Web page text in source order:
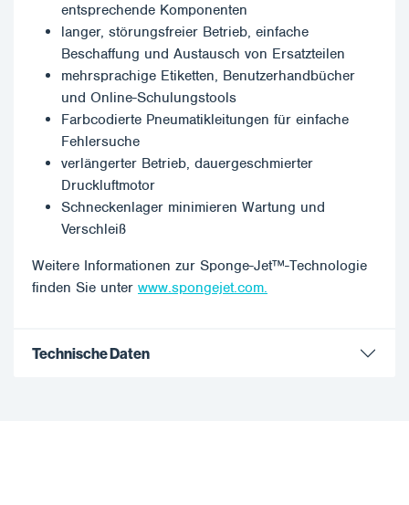
entsprechende Komponenten
langer, störungsfreier Betrieb, einfache
Beschaffung und Austausch von Ersatzteilen
mehrsprachige Etiketten, Benutzerhandbücher
und Online-Schulungstools
Farbcodierte Pneumatikleitungen für einfache
Fehlersuche
verlängerter Betrieb, dauergeschmierter
Druckluftmotor
Schneckenlager minimieren Wartung und
Verschleiß
Weitere Informationen zur Sponge-Jet™-Technologie
finden Sie unter www.spongejet.com.
Technische Daten